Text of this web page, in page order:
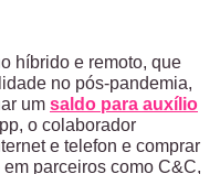
híbrido e remoto, que
no pós-pandemia,
um saldo para auxílio
o colaborador
e telefon e comprar
parceiros como C&C,